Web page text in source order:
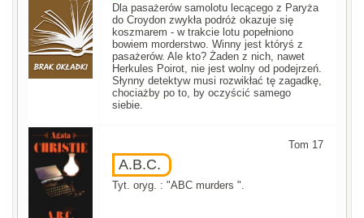
Dla pasażerów samolotu lecącego z Paryża
do Croydon zwykła podróż okazuje się
koszmarem - w trakcie lotu popełniono
bowiem morderstwo. Winny jest któryś z
pasażerów. Ale kto? Żaden z nich, nawet
Herkules Poirot, nie jest wolny od podejrzeń.
Słynny detektyw musi rozwikłać tę zagadkę,
chociażby po to, by oczyścić samego
siebie.
Tom 17
A.B.C.
Tyt. oryg. : "ABC murders ".